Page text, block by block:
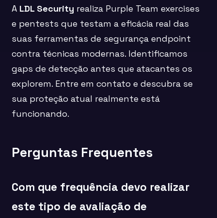
A LDL Security realiza Purple Team exercises
e pentests que testam a eficácia real das
suas ferramentas de segurança endpoint
contra técnicas modernas. Identificamos
gaps de detecção antes que atacantes os
explorem. Entre em contato e descubra se
sua proteção atual realmente está
funcionando.
Perguntas Frequentes
Com que frequência devo realizar
este tipo de avaliação de